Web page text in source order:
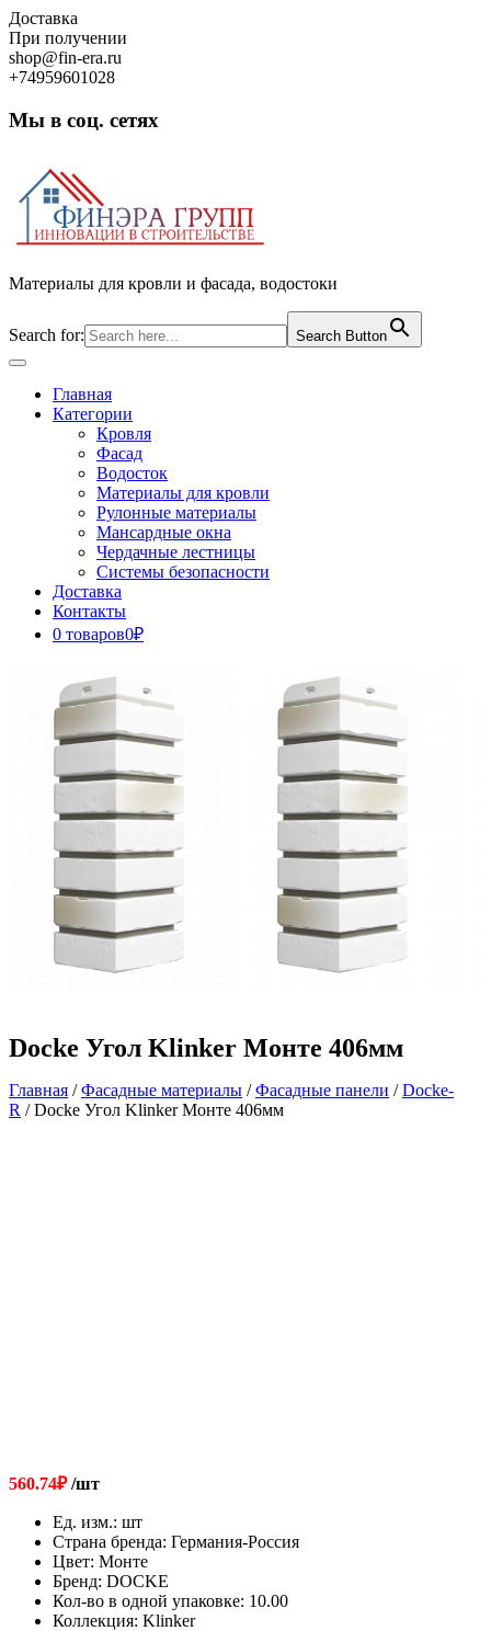
Skip
to
content
Доставка
При получении
shop@fin-era.ru
+74959601028
Мы в соц. сетях
Материалы для кровли и фасада, водостоки
Search for: Search Button
Open
ButtonГлавная
Категории
Кровля
Фасад
Водосток
Материалы для кровли
Рулонные материалы
Мансардные окна
Чердачные лестницы
Системы безопасности
Доставка
Контакты
0 товаров0₽
Docke Угол Klinker Монте 406мм
Главная /Фасадные материалы /Фасадные панели /Docke-
R / Docke Угол Klinker Монте 406мм
560.74₽/шт
Ед. изм.: шт
Страна бренда: Германия-Россия
Цвет: Монте
Бренд: DOCKE
Кол-во в одной упаковке: 10.00
Коллекция: Klinker